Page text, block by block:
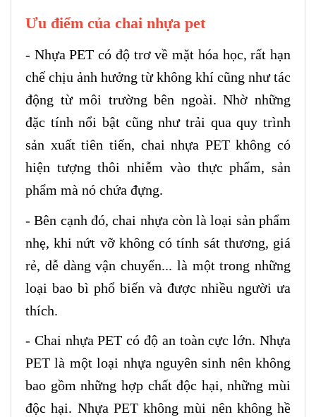
Ưu điểm của chai nhựa pet
- Nhựa PET có độ trơ về mặt hóa học, rất hạn
chế chịu ảnh hưởng từ không khí cũng như tác
động từ môi trường bên ngoài. Nhờ những
đặc tính nổi bật cũng như trải qua quy trình
sản xuất tiên tiến, chai nhựa PET không có
hiện tượng thôi nhiễm vào thực phẩm, sản
phẩm mà nó chứa đựng.
- Bên cạnh đó, chai nhựa còn là loại sản phẩm
nhẹ, khi nứt vỡ không có tính sát thương, giá
rẻ, dễ dàng vận chuyển... là một trong những
loại bao bì phổ biến và được nhiều người ưa
thích.
- Chai nhựa PET có độ an toàn cực lớn. Nhựa
PET là một loại nhựa nguyên sinh nên không
bao gồm những hợp chất độc hại, những mùi
độc hại. Nhựa PET không mùi nên không hề